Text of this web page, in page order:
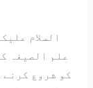
السلام
علم الصیغہ
کو شروع